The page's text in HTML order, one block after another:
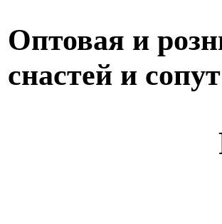
Оптовая и
снастей и